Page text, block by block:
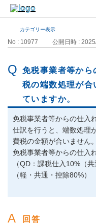
カテゴリー表示
No : 10977 公開日時 :
免税事業者等から
税の端数処理が合
ていますか。
免税事業者等からの仕入
仕訳を行うと、端数処理
費税の金額が合いません
免税事業者等からの仕入
（QD：課税仕入10%（
（軽・共通・控除80%）